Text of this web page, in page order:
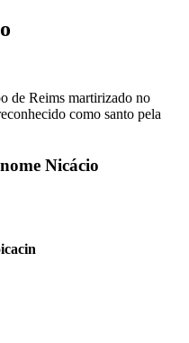
de Reims martirizado no
como santo pela
Nicácio